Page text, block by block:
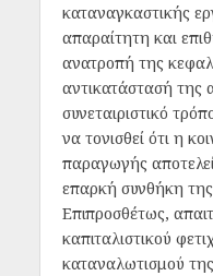
καταναγκαστικής
απαραίτητη και
ανατροπή της
αντικατάστασή της
συνεταιριστικό
να τονισθεί ότι η
παραγωγής
επαρκή συνθήκη
Επιπροσθέτως,
καπιταλιστικού
καταναλωτισμού